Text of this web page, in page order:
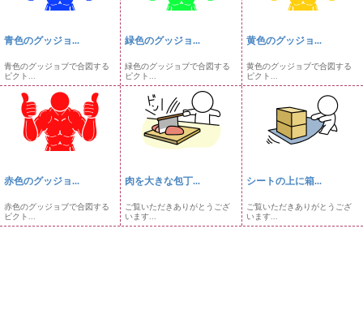
青色のグッジョ...
青色のグッジョブで合図する
ピクト...
緑色のグッジョ...
緑色のグッジョブで合図する
ピクト...
黄色のグッジョ...
黄色のグッジョブで合図する
ピクト...
赤色のグッジョ...
赤色のグッジョブで合図する
ピクト...
肉を大きな包丁...
ご覧いただきありがとうござ
います...
シートの上に箱...
ご覧いただきありがとうござ
います...